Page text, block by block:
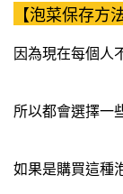
【泡菜保存方法
因為現在每個人
所以都會選擇一
如果是購買這種